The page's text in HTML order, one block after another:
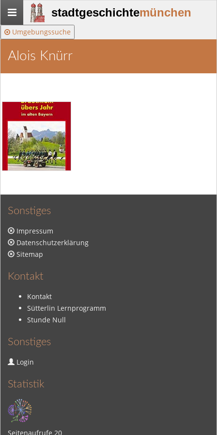
Stadtgeschichte-
München
stadtgeschichtemünchen
Umgebungssuche
Alois Knürr
Sonstiges
Impressum
Datenschutzerklärung
Sitemap
Kontakt
Kontakt
Sütterlin Lernprogramm
Stunde Null
Sonstiges
Login
Statistik
Seitenaufrufe 20